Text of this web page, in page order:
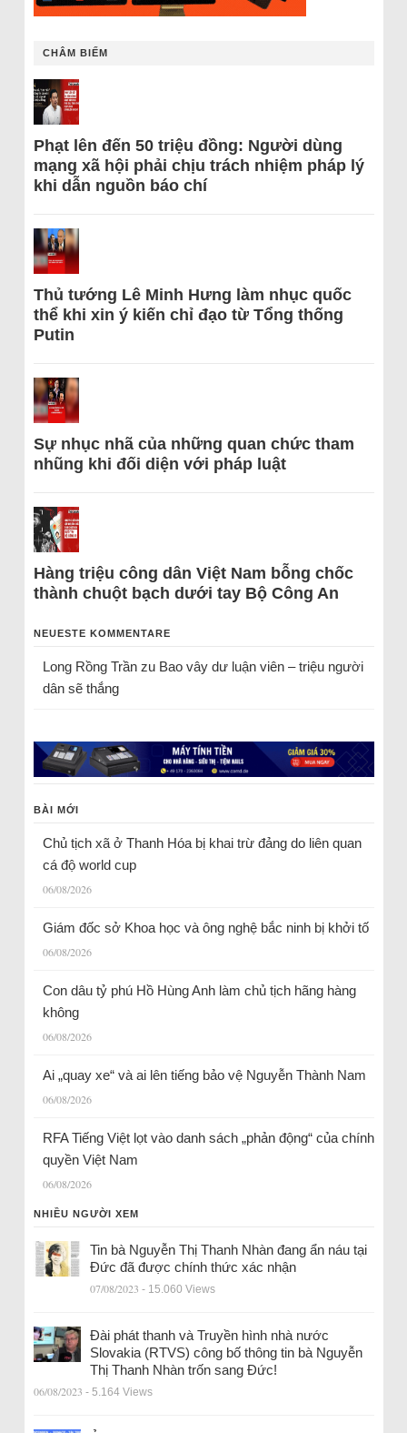
CHÂM BIẾM
Phạt lên đến 50 triệu đồng: Người dùng
mạng xã hội phải chịu trách nhiệm pháp lý
khi dẫn nguồn báo chí
Thủ tướng Lê Minh Hưng làm nhục quốc
thể khi xin ý kiến chỉ đạo từ Tổng thống
Putin
Sự nhục nhã của những quan chức tham
nhũng khi đối diện với pháp luật
Hàng triệu công dân Việt Nam bỗng chốc
thành chuột bạch dưới tay Bộ Công An
NEUESTE KOMMENTARE
Long Rồng Trầnzu Bao vây dư luận viên – triệu người
dân sẽ thắng
BÀI MỚI
Chủ tịch xã ở Thanh Hóa bị khai trừ đảng do liên quan
cá độ world cup
06/08/2026
Giám đốc sở Khoa học và ông nghệ bắc ninh bị khởi tố
06/08/2026
Con dâu tỷ phú Hồ Hùng Anh làm chủ tịch hãng hàng
không
06/08/2026
Ai „quay xe“ và ai lên tiếng bảo vệ Nguyễn Thành Nam
06/08/2026
RFA Tiếng Việt lọt vào danh sách „phản động“ của chính
quyền Việt Nam
06/08/2026
NHIỀU NGƯỜI XEM
Tin bà Nguyễn Thị Thanh Nhàn đang ẩn náu tại
Đức đã được chính thức xác nhận
07/08/2023 - 15.060 Views
Đài phát thanh và Truyền hình nhà nước
Slovakia (RTVS) công bố thông tin bà Nguyễn
Thị Thanh Nhàn trốn sang Đức!
06/08/2023 - 5.164 Views